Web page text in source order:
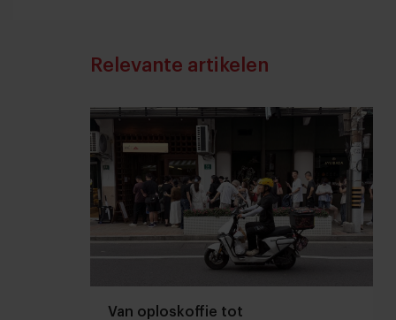
Relevante artikelen
Van oploskoffie tot